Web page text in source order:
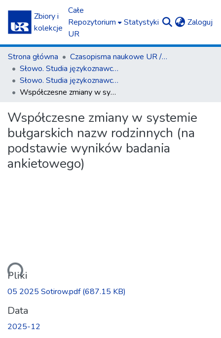
Zbiory i
kolekcje
Całe
Repozytorium
UR
Statystyki Zaloguj
Strona główna
Czasopisma naukowe UR / Scientific Journals
Słowo. Studia językoznawcze
Słowo. Studia językoznawcze nr 16/2025
Współczesne zmiany w systemie bułgarskich nazw rodzinnych (na podstawie wyników badania ankietowego)
Współczesne zmiany w systemie
bułgarskich nazw rodzinnych (na
podstawie wyników badania
ankietowego)
Pliki
05 2025 Sotirow.pdf(687.15 KB)
Data
2025-12